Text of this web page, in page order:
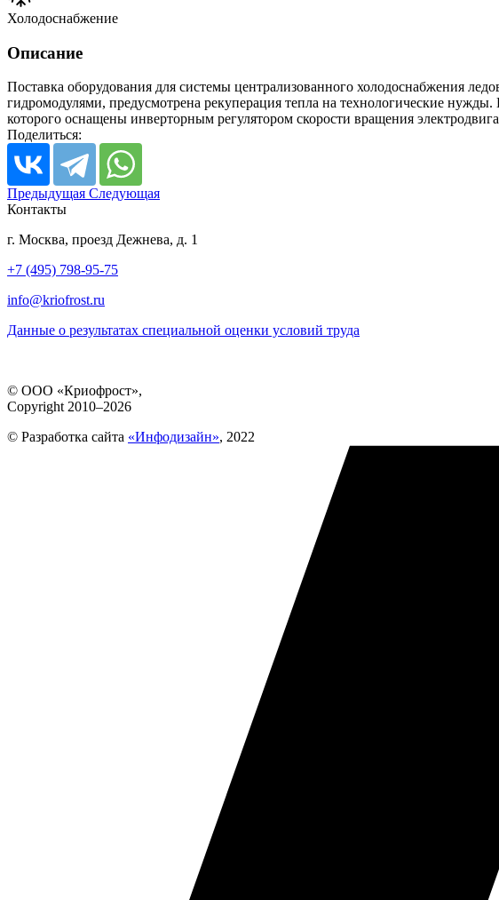
Холодоснабжение
Описание
Поставка оборудования для системы централизованного холодоснабжения
гидромодулями, предусмотрена рекуперация тепла на технологические
которого оснащены инверторным регулятором скорости вращения
Поделиться:
Предыдущая Следующая
Контакты
г. Москва, проезд Дежнева, д. 1
+7 (495) 798-95-75
info@kriofrost.ru
Данные о результатах специальной оценки условий труда
© ООО «Криофрост»,
Copyright 2010–2026
© Разработка сайта «Инфодизайн», 2022